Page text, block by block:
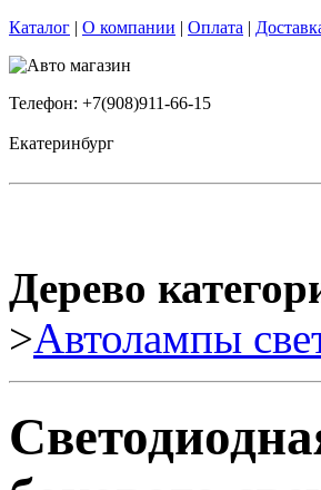
Каталог | О компании | Оплата |
Телефон: +7(908)911-66-15
Екатеринбург
Дерево
>Автолампы